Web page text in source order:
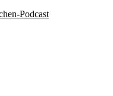
Podcast